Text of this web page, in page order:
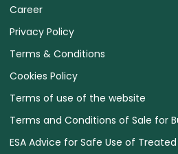
Career
Privacy Policy
Terms & Conditions
Cookies Policy
Terms of use of the website
Terms and Conditions of Sale for
ESA Advice for Safe Use of